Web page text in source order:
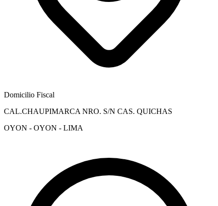
Domicilio Fiscal
CAL.CHAUPIMARCA NRO. S/N CAS. QUICHAS
OYON - OYON - LIMA